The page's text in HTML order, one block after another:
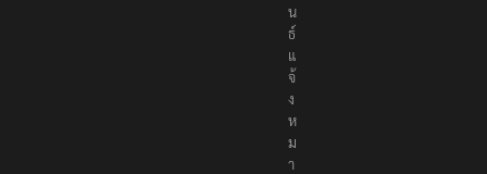
น
ธ์
แ
จ้
ง
ห
ม
า